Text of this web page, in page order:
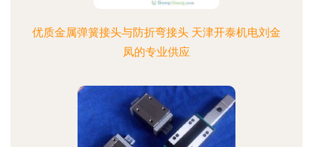
优质金属弹簧接头与防折弯接头 天津开泰机电刘金
凤的专业供应